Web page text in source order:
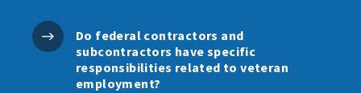
Do federal contractors and
subcontractors have specific
responsibilities related to veteran
employment?